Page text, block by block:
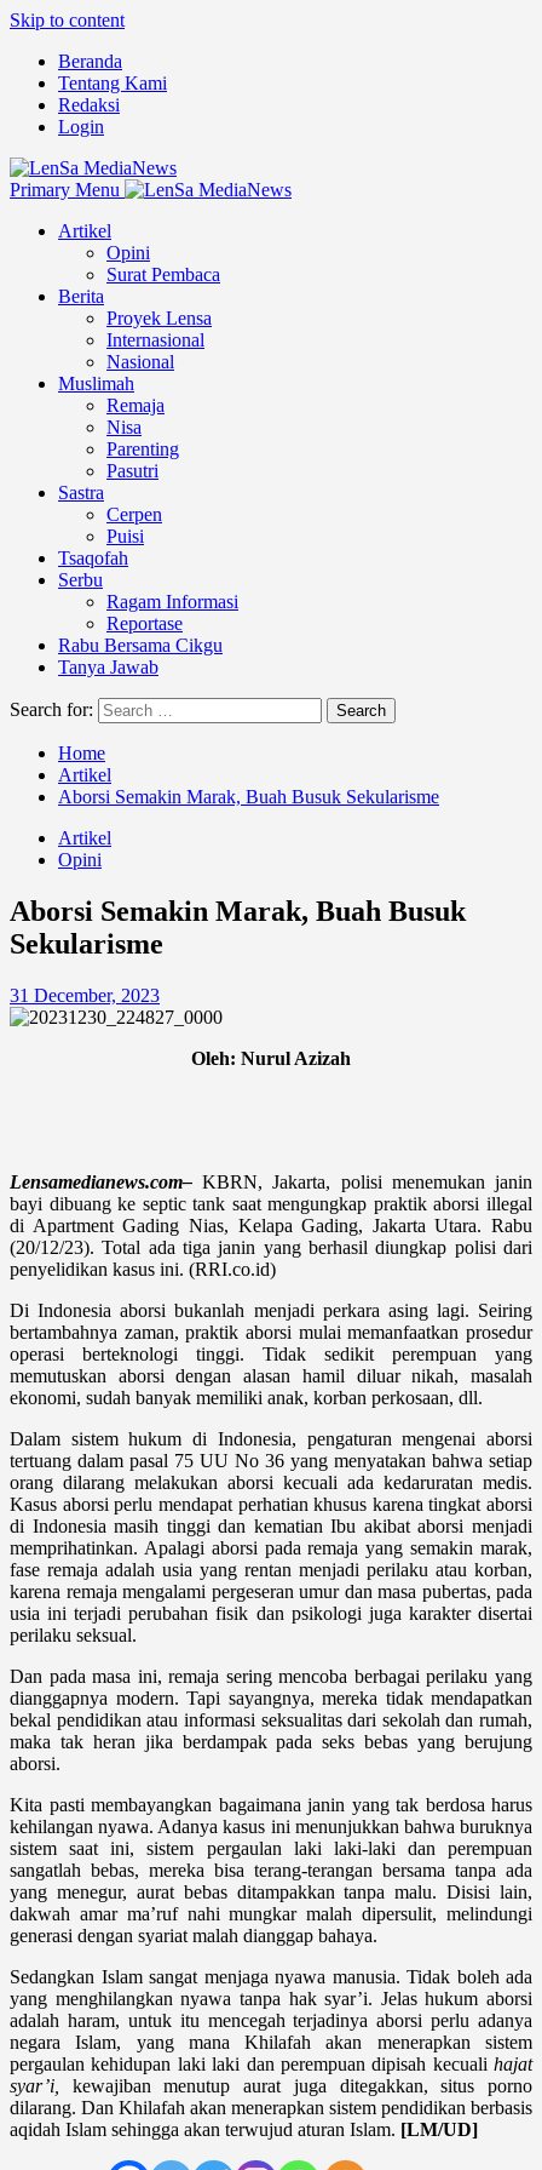
Skip to content
Beranda
Tentang Kami
Redaksi
Login
Primary Menu
Artikel
Opini
Surat Pembaca
Berita
Proyek Lensa
Internasional
Nasional
Muslimah
Remaja
Nisa
Parenting
Pasutri
Sastra
Cerpen
Puisi
Tsaqofah
Serbu
Ragam Informasi
Reportase
Rabu Bersama Cikgu
Tanya Jawab
Search for:
Home
Artikel
Aborsi Semakin Marak, Buah Busuk Sekularisme
Artikel
Opini
Aborsi Semakin Marak, Buah Busuk
Sekularisme
31 December, 2023
Oleh: Nurul Azizah
Lensamedianews.com– KBRN, Jakarta, polisi menemukan janin
bayi dibuang ke septic tank saat mengungkap praktik aborsi illegal
di Apartment Gading Nias, Kelapa Gading, Jakarta Utara. Rabu
(20/12/23). Total ada tiga janin yang berhasil diungkap polisi dari
penyelidikan kasus ini. (RRI.co.id)
Di Indonesia aborsi bukanlah menjadi perkara asing lagi. Seiring
bertambahnya zaman, praktik aborsi mulai memanfaatkan prosedur
operasi berteknologi tinggi. Tidak sedikit perempuan yang
memutuskan aborsi dengan alasan hamil diluar nikah, masalah
ekonomi, sudah banyak memiliki anak, korban perkosaan, dll.
Dalam sistem hukum di Indonesia, pengaturan mengenai aborsi
tertuang dalam pasal 75 UU No 36 yang menyatakan bahwa setiap
orang dilarang melakukan aborsi kecuali ada kedaruratan medis.
Kasus aborsi perlu mendapat perhatian khusus karena tingkat aborsi
di Indonesia masih tinggi dan kematian Ibu akibat aborsi menjadi
memprihatinkan. Apalagi aborsi pada remaja yang semakin marak,
fase remaja adalah usia yang rentan menjadi perilaku atau korban,
karena remaja mengalami pergeseran umur dan masa pubertas, pada
usia ini terjadi perubahan fisik dan psikologi juga karakter disertai
perilaku seksual.
Dan pada masa ini, remaja sering mencoba berbagai perilaku yang
dianggapnya modern. Tapi sayangnya, mereka tidak mendapatkan
bekal pendidikan atau informasi seksualitas dari sekolah dan rumah,
maka tak heran jika berdampak pada seks bebas yang berujung
aborsi.
Kita pasti membayangkan bagaimana janin yang tak berdosa harus
kehilangan nyawa. Adanya kasus ini menunjukkan bahwa buruknya
sistem saat ini, sistem pergaulan laki laki-laki dan perempuan
sangatlah bebas, mereka bisa terang-terangan bersama tanpa ada
yang menegur, aurat bebas ditampakkan tanpa malu. Disisi lain,
dakwah amar ma’ruf nahi mungkar malah dipersulit, melindungi
generasi dengan syariat malah dianggap bahaya.
Sedangkan Islam sangat menjaga nyawa manusia. Tidak boleh ada
yang menghilangkan nyawa tanpa hak syar’i. Jelas hukum aborsi
adalah haram, untuk itu mencegah terjadinya aborsi perlu adanya
negara Islam, yang mana Khilafah akan menerapkan sistem
pergaulan kehidupan laki laki dan perempuan dipisah kecuali hajat
syar’i,
kewajiban menutup aurat juga ditegakkan, situs porno
dilarang. Dan Khilafah akan menerapkan sistem pendidikan berbasis
aqidah Islam sehingga akan terwujud aturan Islam. [LM/UD]